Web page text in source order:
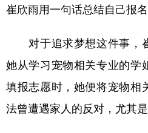
崔欣雨用一句话总结自己报
对于追求梦想这件事，
她从学习宠物相关专业的学
填报志愿时，她便将宠物相
法曾遭遇家人的反对，尤其是